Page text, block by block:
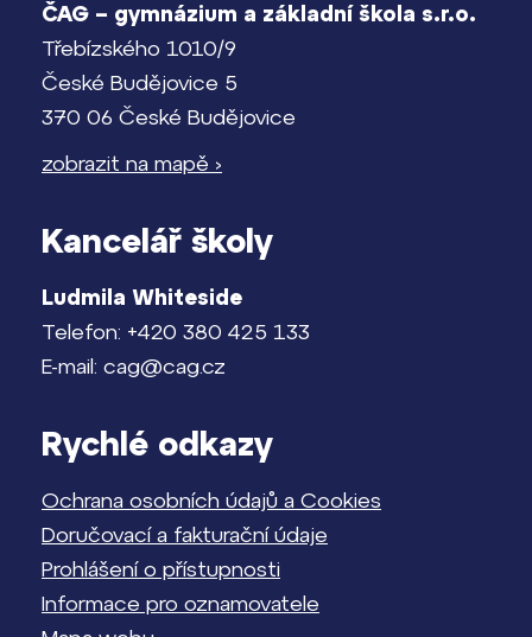
ČAG – gymnázium a základní škola s.r.o.
Třebízského 1010/9
České Budějovice 5
370 06 České Budějovice
zobrazit na mapě ›
Kancelář školy
Ludmila Whiteside
Telefon: +420 380 425 133
E-mail: cag@cag.cz
Rychlé odkazy
Ochrana osobních údajů a Cookies
Doručovací a fakturační údaje
Prohlášení o přístupnosti
Informace pro oznamovatele